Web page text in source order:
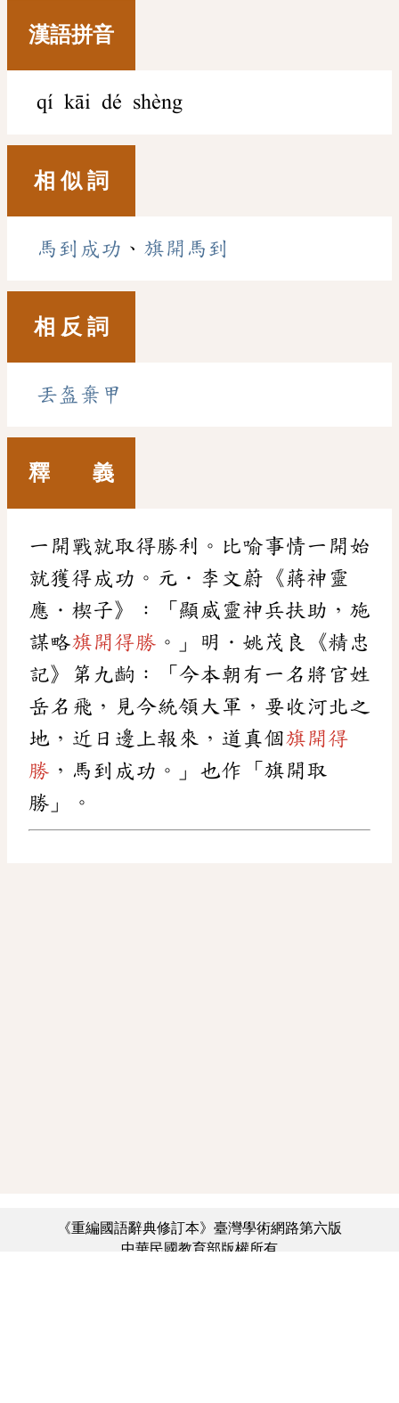
漢語拼音
qí kāi dé shèng
相 似 詞
馬到成功 、 旗開馬到
相 反 詞
丟盔棄甲
釋 義
一開戰就取得勝利。比喻事情一開始
就獲得成功。元．李文蔚《蔣神靈
應．楔子》：「顯威靈神兵扶助，施
謀略旗開得勝 。」明．姚茂良《精忠
記》第九齣：「今本朝有一名將官姓
岳名飛，見今統領大軍，要收河北之
地，近日邊上報來，道真個旗開得
勝 ，馬到成功。」也作「旗開取
勝」。
《重編國語辭典修訂本》臺灣學術網路第六版
中華民國教育部版權所有